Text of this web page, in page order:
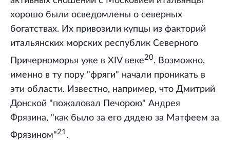
хорошо были осведомлены о северных
богатствах. Их привозили купцы из факторий
итальянских морских республик Северного
Причерноморья уже в XIV веке20. Возможно,
именно в ту пору "фряги" начали проникать в
эти области. Известно, например, что Дмитрий
Донской "пожаловал Печорою" Андрея
Фрязина, "как было за его дядею за Матфеем за
Фрязином"21 .